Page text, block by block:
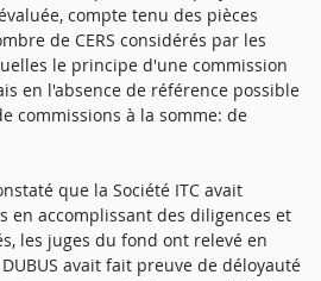
compte tenu des pièces
de CERS considérés par les
le principe d'une commission
en l'absence de référence possible
commissions à la somme: de
que la Société ITC avait
en accomplissant des diligences et
les juges du fond ont relevé en
avait fait preuve de déloyauté